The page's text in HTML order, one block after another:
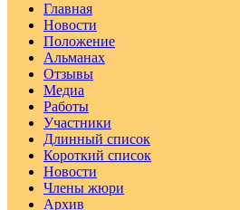
Главная
Новости
Положение
Альманах
Отзывы
Медиа
Работы
Участники
Длинный список
Короткий список
Новости
Члены жюри
Архив